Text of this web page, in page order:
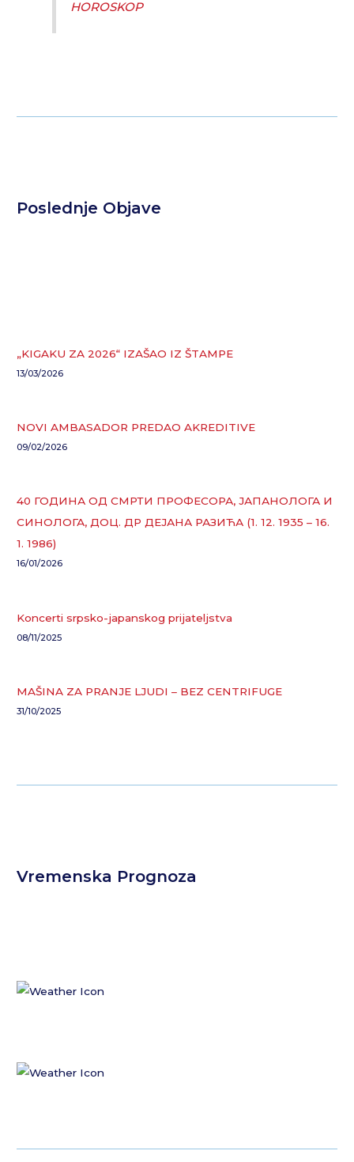
HOROSKOP
Poslednje Objave
„KIGAKU ZA 2026“ IZAŠAO IZ ŠTAMPE
13/03/2026
NOVI AMBASADOR PREDAO AKREDITIVE
09/02/2026
40 ГОДИНА ОД СМРТИ ПРОФЕСОРА, ЈАПАНОЛОГА И
СИНОЛОГА, ДОЦ. ДР ДЕЈАНА РАЗИЋА (1. 12. 1935 – 16.
1. 1986)
16/01/2026
Koncerti srpsko-japanskog prijateljstva
08/11/2025
MAŠINA ZA PRANJE LJUDI – BEZ CENTRIFUGE
31/10/2025
Vremenska Prognoza